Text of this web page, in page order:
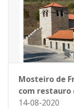
Mosteiro de
com
14-08-2020